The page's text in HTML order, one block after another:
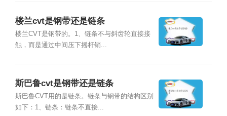
楼兰cvt是钢带还是链条
楼兰CVT是钢带的。1、链条不与斜齿轮直接接
触，而是通过中间压下摇杆销...
斯巴鲁cvt是钢带还是链条
斯巴鲁CVT用的是链条。链条与钢带的结构区别
如下：1、链条：链条不直接...